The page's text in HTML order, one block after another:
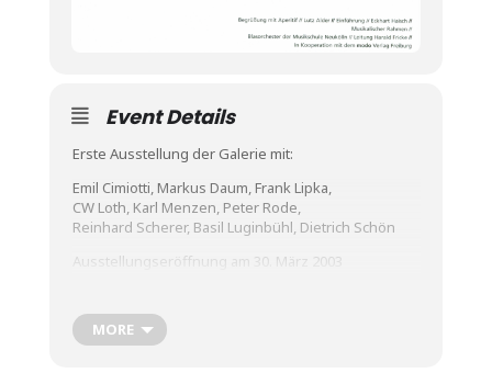
Event Details
Erste Ausstellung der Galerie mit:
Emil Cimiotti, Markus Daum, Frank Lipka,
CW Loth, Karl Menzen, Peter Rode,
Reinhard Scherer, Basil Luginbühl, Dietrich Schön
Ausstellungseröffnung am 30. März 2003
Einführung: Eckhart Haisch
Musikalischer Rahmen:
MORE